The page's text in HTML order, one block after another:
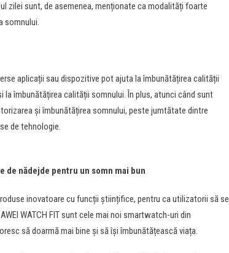
zilei sunt, de asemenea, menționate ca modalități foarte
somnului.
aplicații sau dispozitive pot ajuta la îmbunătățirea calității
îmbunătățirea calității somnului. În plus, atunci când sunt
și îmbunătățirea somnului, peste jumtătate dintre
de tehnologie.
de nădejde pentru un somn mai bun
inovatoare cu funcții științifice, pentru ca utilizatorii să se
WATCH FIT sunt cele mai noi smartwatch-uri din
să doarmă mai bine și să își îmbunătățească viața.